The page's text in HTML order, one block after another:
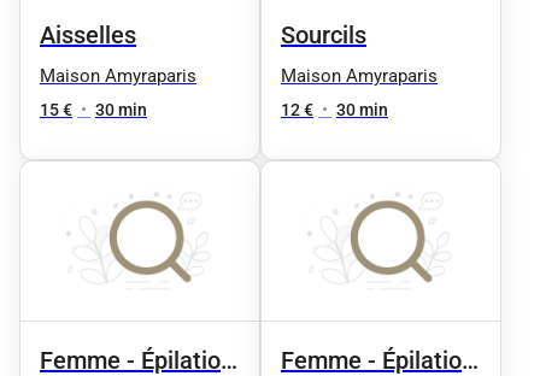
Aisselles
Maison Amyraparis
15 € • 30 min
Sourcils
Maison Amyraparis
12 € • 30 min
Femme - Épilation
Femme - Épilation